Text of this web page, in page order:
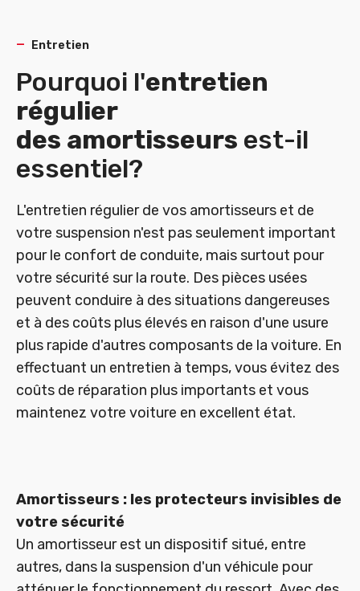
Entretien
Pourquoi l'entretien
régulier
des amortisseurs est-il
essentiel?
L'entretien régulier de vos amortisseurs et de
votre suspension n'est pas seulement important
pour le confort de conduite, mais surtout pour
votre sécurité sur la route. Des pièces usées
peuvent conduire à des situations dangereuses
et à des coûts plus élevés en raison d'une usure
plus rapide d'autres composants de la voiture. En
effectuant un entretien à temps, vous évitez des
coûts de réparation plus importants et vous
maintenez votre voiture en excellent état.
Amortisseurs : les protecteurs invisibles de
votre sécurité
Un amortisseur est un dispositif situé, entre
autres, dans la suspension d'un véhicule pour